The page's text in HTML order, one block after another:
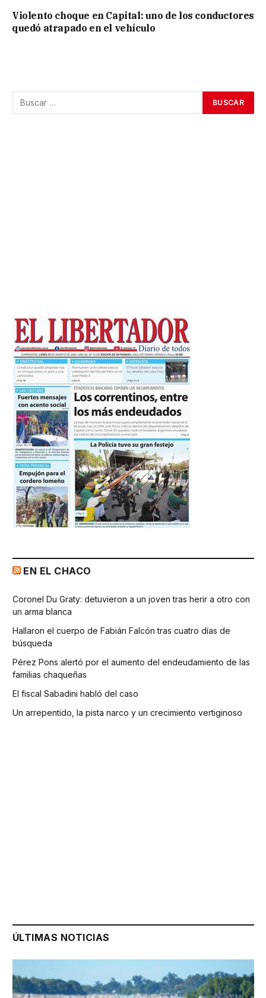
Violento choque en Capital: uno de los conductores
quedó atrapado en el vehículo
EN EL CHACO
Coronel Du Graty: detuvieron a un joven tras herir a otro con
un arma blanca
Hallaron el cuerpo de Fabián Falcón tras cuatro días de
búsqueda
Pérez Pons alertó por el aumento del endeudamiento de las
familias chaqueñas
El fiscal Sabadini habló del caso
Un arrepentido, la pista narco y un crecimiento vertiginoso
ÚLTIMAS NOTICIAS